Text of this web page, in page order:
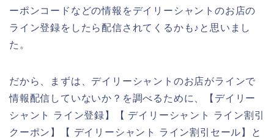
ーポンコードなどの情報をデイリーシャントのお店の
ライン登録をしたら配信されてくるかも♪と思いまし
た。
だから、まずは、デイリーシャントのお店がラインで
情報配信していないか？を調べるために、【デイリー
シャント ライン登録】【 デイリーシャント ライン割引
クーポン】【 デイリーシャント ライン割引セール】と